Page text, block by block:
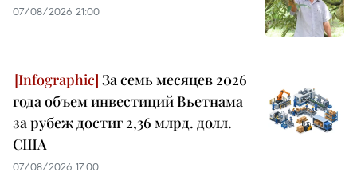
07/08/2026 21:00
За семь месяцев 2026
года объем инвестиций Вьетнама
за рубеж достиг 2,36 млрд. долл.
США
07/08/2026 17:00